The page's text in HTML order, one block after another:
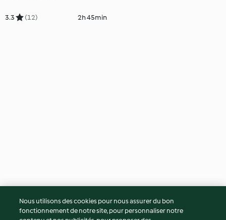
3.3 (12) 2h 45min
Nous utilisons des cookies pour nous assurer du bon
fonctionnement de notre site, pour personnaliser notre